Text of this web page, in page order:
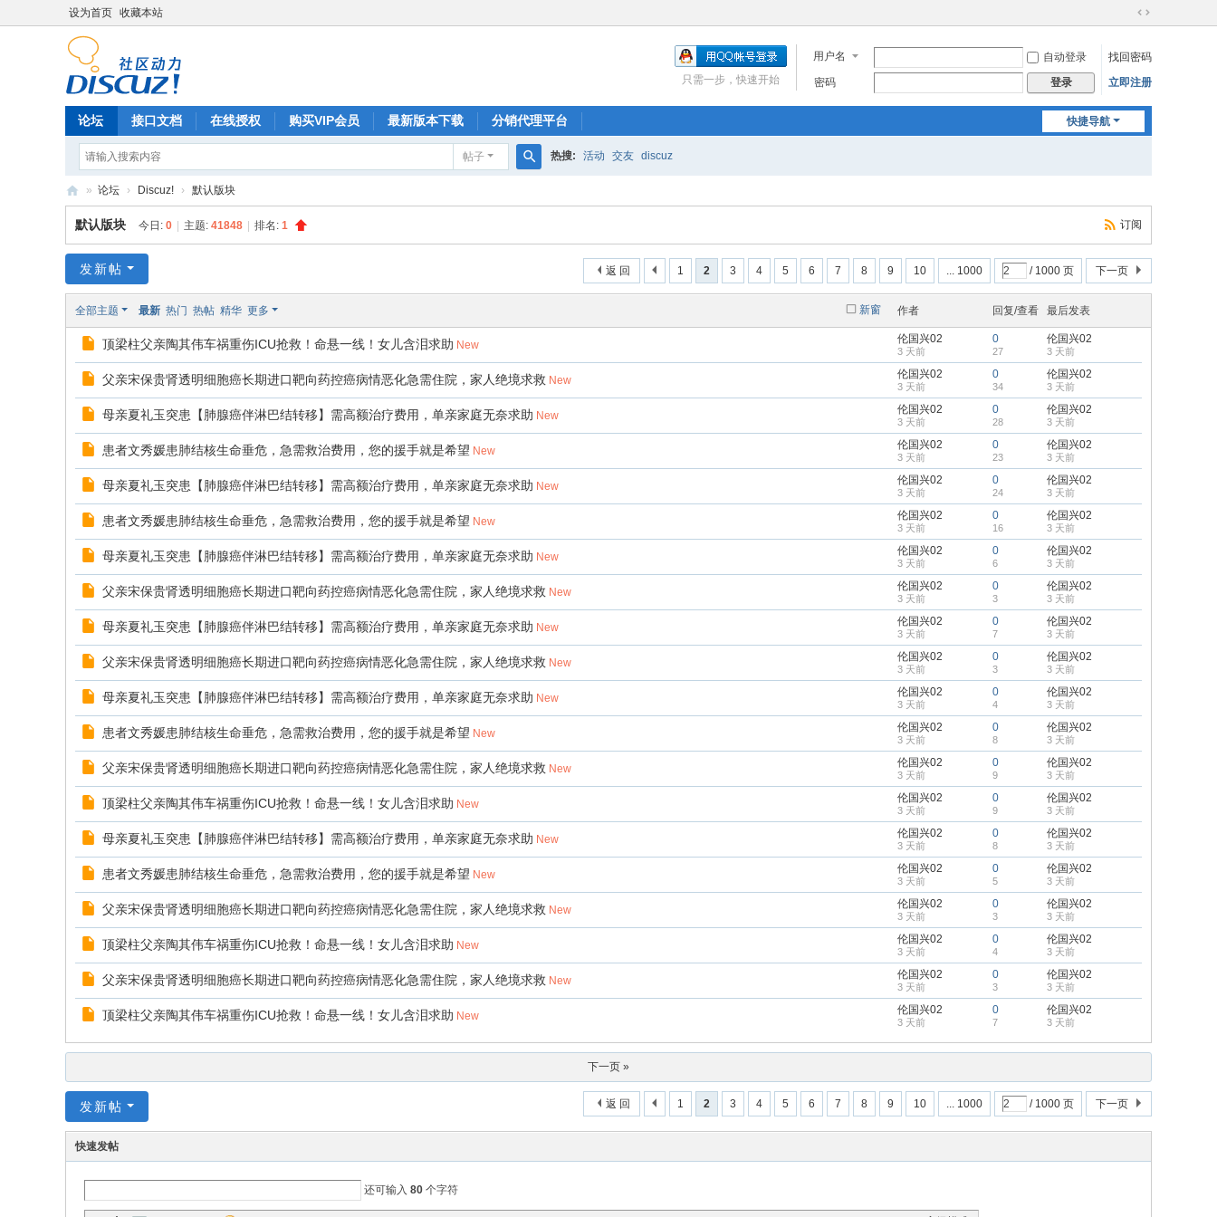
设为首页 收藏本站
切
到
宽
用户名 自动登录
找回密码
密码
登录 立即注册
只需一步，快速开始
快捷导航
论坛 接口文档 在线授权 购买VIP会员 最新版本下载 分销代理平台
帖子
索
热搜: 活动 交友 discuz
Di
sc
!
» 论坛 › Discuz! › 默认版块
订阅
默认版块 今日: 0 主题: 41848 排名: 1
1 2 3 4 5 6 7 8 9 10 ... 1000 / 1000 页 下一页
返 回
发新帖
新窗
全部主题 最新 热门 热帖 精华 更多 作者 回复/查看 最后发表
顶梁柱父亲陶其伟车祸重伤ICU抢救！命悬一线！女儿含泪求助 New 伦国兴02
3 天前
0
27
伦国兴02
3 天前
父亲宋保贵肾透明细胞癌长期进口靶向药控癌病情恶化急需住院，家人绝境求救 New 伦国兴02
3 天前
0
34
伦国兴02
3 天前
母亲夏礼玉突患【肺腺癌伴淋巴结转移】需高额治疗费用，单亲家庭无奈求助 New 伦国兴02
3 天前
0
28
伦国兴02
3 天前
患者文秀媛患肺结核生命垂危，急需救治费用，您的援手就是希望 New 伦国兴02
3 天前
0
23
伦国兴02
3 天前
母亲夏礼玉突患【肺腺癌伴淋巴结转移】需高额治疗费用，单亲家庭无奈求助 New 伦国兴02
3 天前
0
24
伦国兴02
3 天前
患者文秀媛患肺结核生命垂危，急需救治费用，您的援手就是希望 New 伦国兴02
3 天前
0
16
伦国兴02
3 天前
母亲夏礼玉突患【肺腺癌伴淋巴结转移】需高额治疗费用，单亲家庭无奈求助 New 伦国兴02
3 天前
0
6
伦国兴02
3 天前
父亲宋保贵肾透明细胞癌长期进口靶向药控癌病情恶化急需住院，家人绝境求救 New 伦国兴02
3 天前
0
3
伦国兴02
3 天前
母亲夏礼玉突患【肺腺癌伴淋巴结转移】需高额治疗费用，单亲家庭无奈求助 New 伦国兴02
3 天前
0
7
伦国兴02
3 天前
父亲宋保贵肾透明细胞癌长期进口靶向药控癌病情恶化急需住院，家人绝境求救 New 伦国兴02
3 天前
0
3
伦国兴02
3 天前
母亲夏礼玉突患【肺腺癌伴淋巴结转移】需高额治疗费用，单亲家庭无奈求助 New 伦国兴02
3 天前
0
4
伦国兴02
3 天前
患者文秀媛患肺结核生命垂危，急需救治费用，您的援手就是希望 New 伦国兴02
3 天前
0
8
伦国兴02
3 天前
父亲宋保贵肾透明细胞癌长期进口靶向药控癌病情恶化急需住院，家人绝境求救 New 伦国兴02
3 天前
0
9
伦国兴02
3 天前
顶梁柱父亲陶其伟车祸重伤ICU抢救！命悬一线！女儿含泪求助 New 伦国兴02
3 天前
0
9
伦国兴02
3 天前
母亲夏礼玉突患【肺腺癌伴淋巴结转移】需高额治疗费用，单亲家庭无奈求助 New 伦国兴02
3 天前
0
8
伦国兴02
3 天前
患者文秀媛患肺结核生命垂危，急需救治费用，您的援手就是希望 New 伦国兴02
3 天前
0
5
伦国兴02
3 天前
父亲宋保贵肾透明细胞癌长期进口靶向药控癌病情恶化急需住院，家人绝境求救 New 伦国兴02
3 天前
0
3
伦国兴02
3 天前
顶梁柱父亲陶其伟车祸重伤ICU抢救！命悬一线！女儿含泪求助 New 伦国兴02
3 天前
0
4
伦国兴02
3 天前
父亲宋保贵肾透明细胞癌长期进口靶向药控癌病情恶化急需住院，家人绝境求救 New 伦国兴02
3 天前
0
3
伦国兴02
3 天前
顶梁柱父亲陶其伟车祸重伤ICU抢救！命悬一线！女儿含泪求助 New 伦国兴02
3 天前
0
7
伦国兴02
3 天前
下一页 »
1 2 3 4 5 6 7 8 9 10 ... 1000 / 1000 页 下一页
返 回
发新帖
快速发帖
还可输入 80 个字符